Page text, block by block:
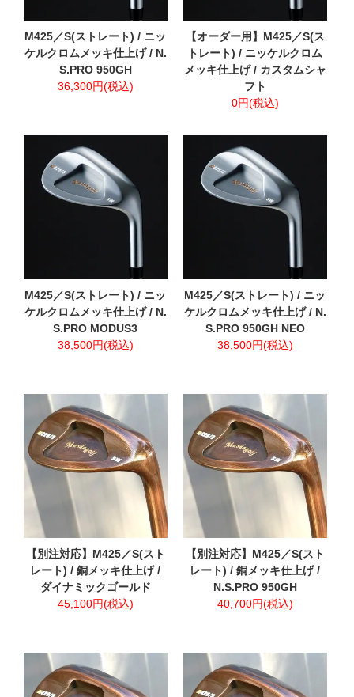
M425／S(ストレート) / ニッ
ケルクロムメッキ仕上げ / N.
S.PRO 950GH
36,300円(税込)
【オーダー用】M425／S(ス
トレート) / ニッケルクロム
メッキ仕上げ / カスタムシャ
フト
0円(税込)
M425／S(ストレート) / ニッ
ケルクロムメッキ仕上げ / N.
S.PRO MODUS3
38,500円(税込)
M425／S(ストレート) / ニッ
ケルクロムメッキ仕上げ / N.
S.PRO 950GH NEO
38,500円(税込)
【別注対応】M425／S(スト
レート) / 銅メッキ仕上げ /
ダイナミックゴールド
45,100円(税込)
【別注対応】M425／S(スト
レート) / 銅メッキ仕上げ /
N.S.PRO 950GH
40,700円(税込)